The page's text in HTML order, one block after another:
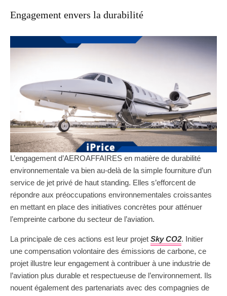
Engagement envers la durabilité
L’engagement d’AEROAFFAIRES en matière de durabilité
environnementale va bien au-delà de la simple fourniture d’un
service de jet privé de haut standing. Elles s’efforcent de
répondre aux préoccupations environnementales croissantes
en mettant en place des initiatives concrètes pour atténuer
l’empreinte carbone du secteur de l’aviation.
La principale de ces actions est leur projet Sky CO2. Initier
une compensation volontaire des émissions de carbone, ce
projet illustre leur engagement à contribuer à une industrie de
l’aviation plus durable et respectueuse de l’environnement. Ils
nouent également des partenariats avec des compagnies de